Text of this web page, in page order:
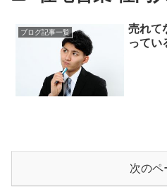
ブログ記事一覧
売れて
ってい
次のペ